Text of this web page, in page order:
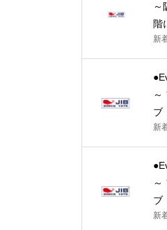
～
階
新
～
ブ
新
～
ブ
新